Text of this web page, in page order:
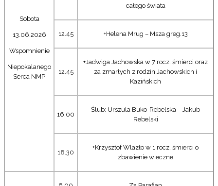
Sobota
13.06.2026
Wspomnienie
Niepokalanego
Serca NMP
całego świata
12.45 +Helena Mrug – Msza greg.13
12.45
+Jadwiga Jachowska w 7 rocz. śmierci oraz
za zmarłych z rodzin Jachowskich i
Kazińskich
16.00
Ślub: Urszula Buko-Rebelska – Jakub
Rebelski
18.30
+Krzysztof Wlazło w 1 rocz. śmierci o
zbawienie wieczne